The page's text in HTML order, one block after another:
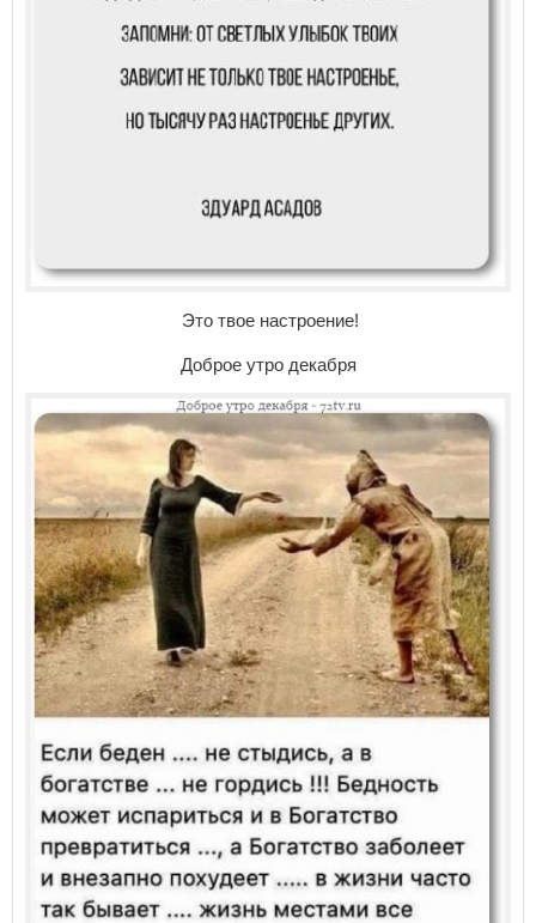
Это твое настроение!
Доброе утро декабря